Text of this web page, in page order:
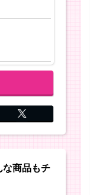
な商品もチ